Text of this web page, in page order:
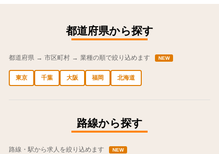
都道府県から探す
都道府県 → 市区町村 → 業種の順で絞り込めます NEW
東京 千葉 大阪 福岡 北海道
路線から探す
路線・駅から求人を絞り込めます NEW